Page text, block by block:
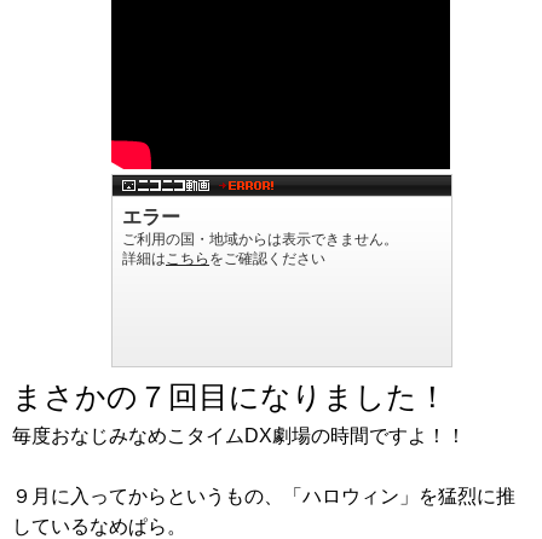
まさかの７回目になりました！
毎度おなじみなめこタイムDX劇場の時間ですよ！！
９月に入ってからというもの、「ハロウィン」を猛烈に推
しているなめぱら。